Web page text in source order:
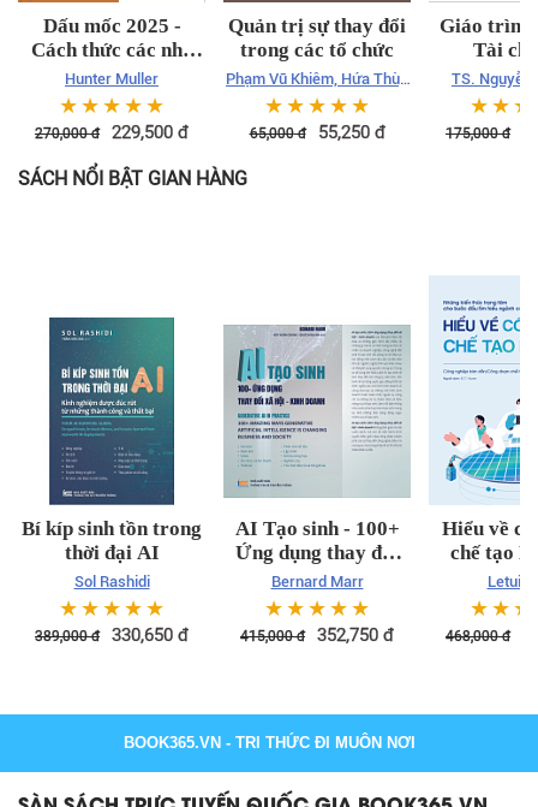
Dấu mốc 2025 -
Cách thức các nhà
lãnh đạo công nghệ
đột phá tăng trưởng,
kiến tạo thành công
trong nền kinh tế số
Hunter Muller
☆☆☆☆☆
270,000đ 229,500 đ
Quản trị sự thay đổi
trong các tổ chức
Phạm Vũ Khiêm, Hứa Thùy
Trang
☆☆☆☆☆
65,000đ 55,250đ
Giáo trình
Tài
TS. Nguyễn
☆☆☆
175,000đ
SÁCH NỔI BẬT GIAN HÀNG
Bí kíp sinh tồn trong
thời đại AI
Sol Rashidi
☆☆☆☆☆
389,000đ 330,650 đ
AI Tạo sinh - 100+
Ứng dụng thay đổi
xã hội kinh doanh
Bernard Marr
☆☆☆☆☆
415,000đ 352,750 đ
Hiểu về
chế tạo
Letuin
☆☆☆
468,000đ
BOOK365.VN- TRI THỨC ĐI MUÔN NƠI